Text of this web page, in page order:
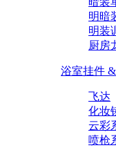
明暗
明装
厨房
浴室挂件
飞达
化妆
云彩
喷枪